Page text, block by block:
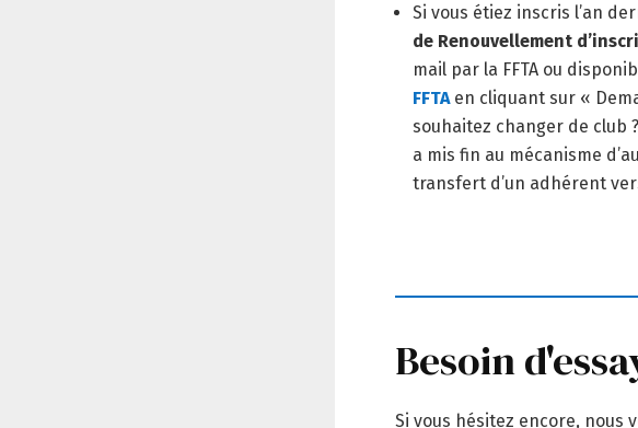
Si vous étiez inscris l’an
de Renouvellement
mail par la FFTA ou
FFTAen cliquant sur «
souhaitez changer de club
a mis fin au mécanisme
transfert d’un adhérent
Besoin
Si vous hésitez encore, nous